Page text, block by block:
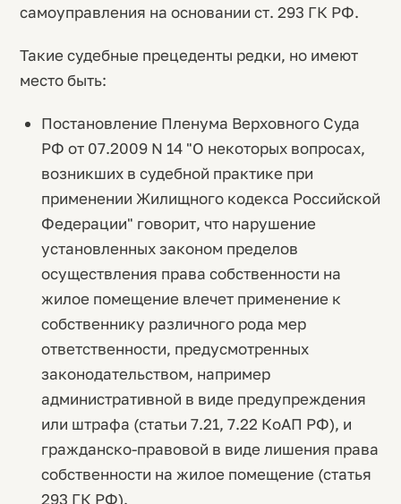
самоуправления на основании ст. 293 ГК РФ.
Такие судебные прецеденты редки, но имеют
место быть:
Постановление Пленума Верховного Суда
РФ от 07.2009 N 14 "О некоторых вопросах,
возникших в судебной практике при
применении Жилищного кодекса Российской
Федерации" говорит, что нарушение
установленных законом пределов
осуществления права собственности на
жилое помещение влечет применение к
собственнику различного рода мер
ответственности, предусмотренных
законодательством, например
административной в виде предупреждения
или штрафа (статьи 7.21, 7.22 КоАП РФ), и
гражданско-правовой в виде лишения права
собственности на жилое помещение (статья
293 ГК РФ).